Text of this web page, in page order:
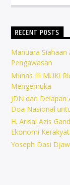
RECENT POSTS
Manuara Siahaan
Pengawasan
Munas III MUKI
Mengemuka
JDN dan
Doa Nasional
H. Arisal Azis
Ekonomi
Yoseph Dasi